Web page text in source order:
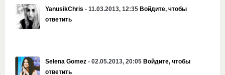
YanusikChris - 11.03.2013, 12:35 Войдите, чтобы
ответить
Selena Gomez - 02.05.2013, 20:05 Войдите, чтобы
ответить